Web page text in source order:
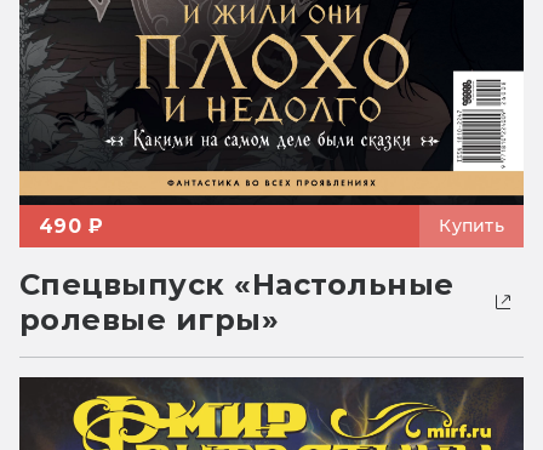
490 ₽ Купить
Спецвыпуск «Настольные
ролевые игры»